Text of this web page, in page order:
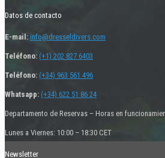
Datos de contacto
E-mail: info@dresseldivers.com
Teléfono: (+1) 202 827 6403
Teléfono: (+34) 963 561 496
Whatsapp: (+34) 622 51 86 24
Departamento de Reservas – Horas en
Lunes a Viernes: 10:00 – 18:30 CET
Newsletter